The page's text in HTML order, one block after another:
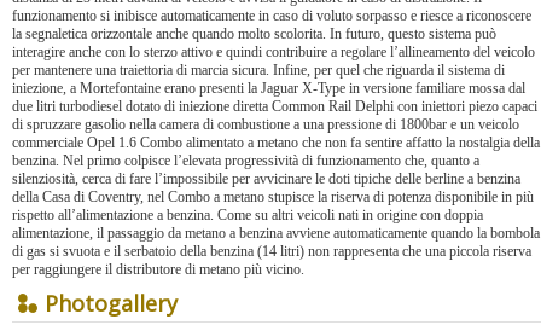
funzionamento si inibisce automaticamente in caso di voluto sorpasso e riesce a riconoscere
la segnaletica orizzontale anche quando molto scolorita. In futuro, questo sistema può
interagire anche con lo sterzo attivo e quindi contribuire a regolare l’allineamento del veicolo
per mantenere una traiettoria di marcia sicura. Infine, per quel che riguarda il sistema di
iniezione, a Mortefontaine erano presenti la Jaguar X-Type in versione familiare mossa dal
due litri turbodiesel dotato di iniezione diretta Common Rail Delphi con iniettori piezo capaci
di spruzzare gasolio nella camera di combustione a una pressione di 1800bar e un veicolo
commerciale Opel 1.6 Combo alimentato a metano che non fa sentire affatto la nostalgia della
benzina. Nel primo colpisce l’elevata progressività di funzionamento che, quanto a
silenziosità, cerca di fare l’impossibile per avvicinare le doti tipiche delle berline a benzina
della Casa di Coventry, nel Combo a metano stupisce la riserva di potenza disponibile in più
rispetto all’alimentazione a benzina. Come su altri veicoli nati in origine con doppia
alimentazione, il passaggio da metano a benzina avviene automaticamente quando la bombola
di gas si svuota e il serbatoio della benzina (14 litri) non rappresenta che una piccola riserva
per raggiungere il distributore di metano più vicino.
Photogallery